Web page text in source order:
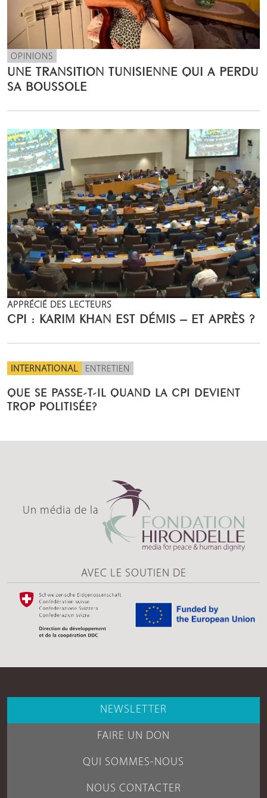
OPINIONS
UNE TRANSITION TUNISIENNE QUI A PERDU
SA BOUSSOLE
APPRÉCIÉ DES LECTEURS
CPI : KARIM KHAN EST DÉMIS – ET APRÈS ?
INTERNATIONAL ENTRETIEN
QUE SE PASSE-T-IL QUAND LA CPI DEVIENT
TROP POLITISÉE?
Un média de la
AVEC LE SOUTIEN DE
NEWSLETTER
FAIRE UN DON
QUI SOMMES-NOUS
NOUS CONTACTER